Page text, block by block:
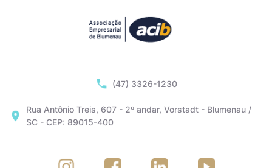
(47) 3326-1230
Rua Antônio Treis, 607 - 2º andar, Vorstadt - Blumenau /
SC - CEP: 89015-400